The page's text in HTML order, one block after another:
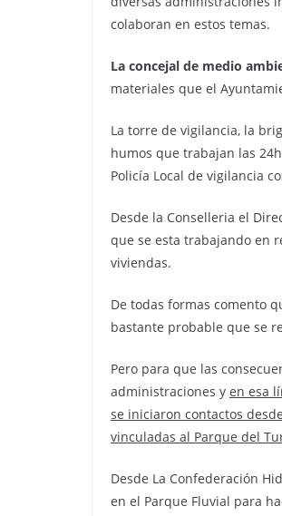
colaboran en estos temas.
La concejal de medio
materiales que el
La torre de vigilancia, la
humos que trabajan las
Policía Local de vigilancia
Desde la Conselleria el
que se esta trabajando en
viviendas.
De todas formas comento
bastante probable que se
Pero para que las
administraciones y en esa
se iniciaron contactos
vinculadas al Parque del
Desde La Confederación
en el Parque Fluvial para